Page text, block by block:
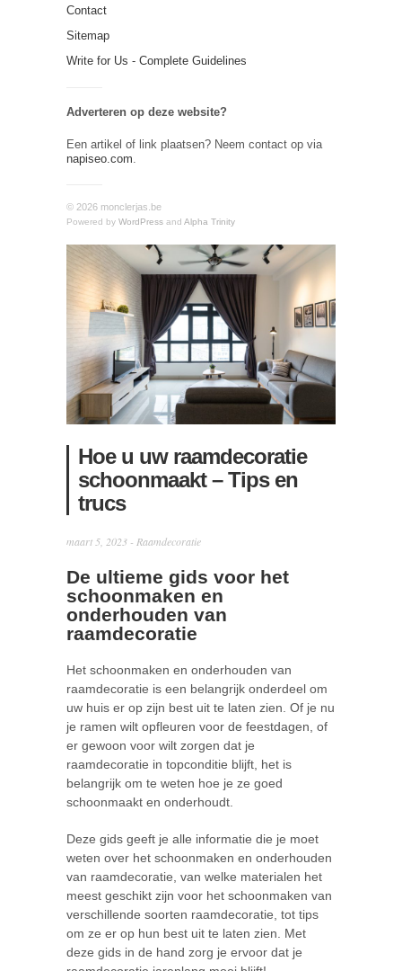
Contact
Sitemap
Write for Us - Complete Guidelines
Adverteren op deze website?
Een artikel of link plaatsen? Neem contact op via
napiseo.com.
© 2026 monclerjas.be
Powered by WordPress and Alpha Trinity
Hoe u uw raamdecoratie
schoonmaakt – Tips en
trucs
maart 5, 2023 - Raamdecoratie
De ultieme gids voor het
schoonmaken en
onderhouden van
raamdecoratie
Het schoonmaken en onderhouden van
raamdecoratie is een belangrijk onderdeel om
uw huis er op zijn best uit te laten zien. Of je nu
je ramen wilt opfleuren voor de feestdagen, of
er gewoon voor wilt zorgen dat je
raamdecoratie in topconditie blijft, het is
belangrijk om te weten hoe je ze goed
schoonmaakt en onderhoudt.
Deze gids geeft je alle informatie die je moet
weten over het schoonmaken en onderhouden
van raamdecoratie, van welke materialen het
meest geschikt zijn voor het schoonmaken van
verschillende soorten raamdecoratie, tot tips
om ze er op hun best uit te laten zien. Met
deze gids in de hand zorg je ervoor dat je